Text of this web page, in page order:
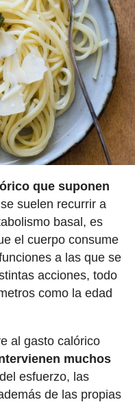
que suponen
suelen recurrir a
basal, es
el cuerpo consume
a las que se
acciones, todo
como la edad
al gasto calórico
muchos
esfuerzo, las
de las propias